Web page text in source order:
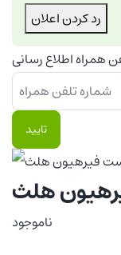
رد کردن اعلان
تایید
هلث
ناموجود